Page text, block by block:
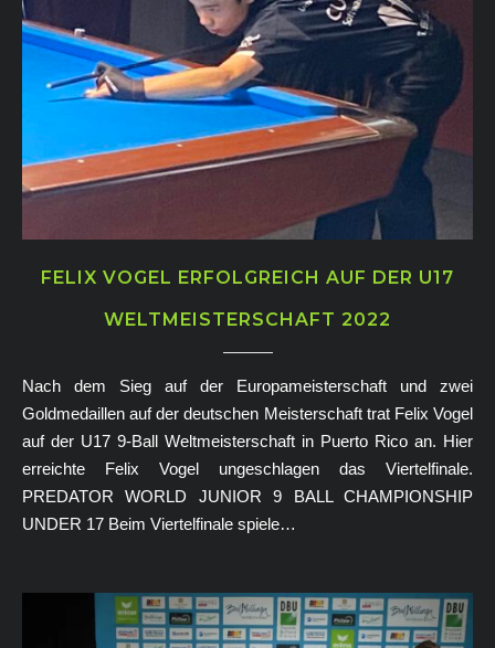
FELIX VOGEL ERFOLGREICH AUF DER U17
WELTMEISTERSCHAFT 2022
Nach dem Sieg auf der Europameisterschaft und zwei
Goldmedaillen auf der deutschen Meisterschaft trat Felix Vogel
auf der U17 9-Ball Weltmeisterschaft in Puerto Rico an. Hier
erreichte Felix Vogel ungeschlagen das Viertelfinale.
PREDATOR WORLD JUNIOR 9 BALL CHAMPIONSHIP
UNDER 17 Beim Viertelfinale spiele…